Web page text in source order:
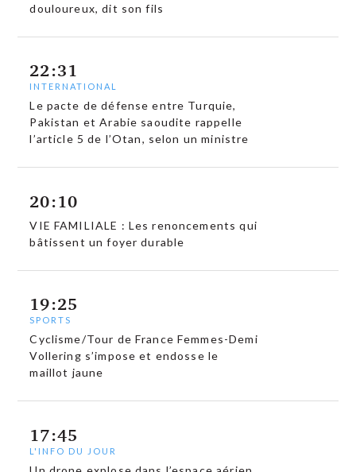
douloureux, dit son fils
22:31
INTERNATIONAL
Le pacte de défense entre Turquie,
Pakistan et Arabie saoudite rappelle
l’article 5 de l’Otan, selon un ministre
20:10
VIE FAMILIALE : Les renoncements qui
bâtissent un foyer durable
19:25
SPORTS
Cyclisme/Tour de France Femmes-Demi
Vollering s’impose et endosse le
maillot jaune
17:45
L'INFO DU JOUR